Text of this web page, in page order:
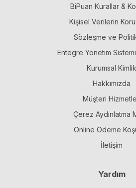
BiPuan Kurallar &
Kişisel Verilerin
Sözleşme ve
Entegre Yönetim
Kurumsal Kimlik
Hakkımızda
Müşteri
Çerez Aydınlatma
Online Ödeme
İletişim
Yardım